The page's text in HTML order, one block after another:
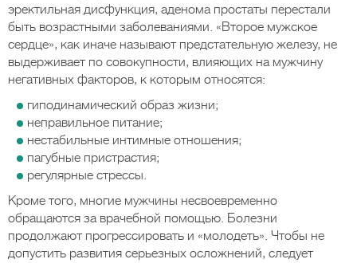
эректильная дисфункция, аденома простаты перестали
быть возрастными заболеваниями. «Второе мужское
сердце», как иначе называют предстательную железу, не
выдерживает по совокупности, влияющих на мужчину
негативных факторов, к которым относятся:
гиподинамический образ жизни;
неправильное питание;
нестабильные интимные отношения;
пагубные пристрастия;
регулярные стрессы.
Кроме того, многие мужчины несвоевременно
обращаются за врачебной помощью. Болезни
продолжают прогрессировать и «молодеть». Чтобы не
допустить развития серьезных осложнений, следует